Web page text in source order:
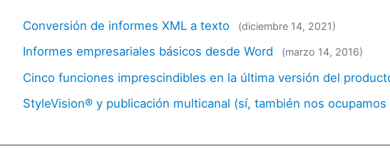
Conversión de informes XML a texto (diciembre 14, 2021)
Informes empresariales básicos desde Word (marzo 14, 2016)
Cinco funciones imprescindibles en la última versión del
StyleVision® y publicación multicanal (sí, también nos ocupamos